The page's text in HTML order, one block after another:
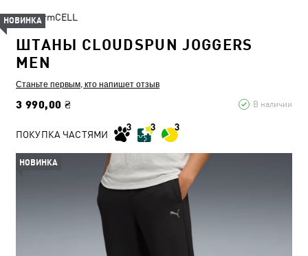
WarmCELL
ШТАНЫ CLOUDSPUN JOGGERS
MEN
Станьте первым, кто напишет отзыв
3 990,00 ₴ В наличии
НОВИНКА
ПОКУПКА ЧАСТЯМИ
НОВИНКА